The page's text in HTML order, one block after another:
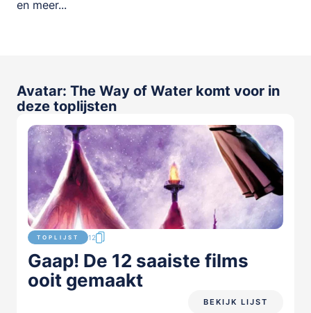
en meer...
Avatar: The Way of Water komt voor in
deze toplijsten
TOPLIJST 12
Gaap! De 12 saaiste films
ooit gemaakt
BEKIJK LIJST